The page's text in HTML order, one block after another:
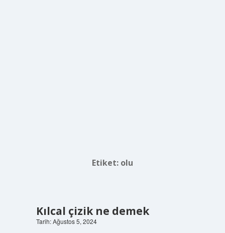
Etiket: olu
Kılcal çizik ne demek
Tarih: Ağustos 5, 2024